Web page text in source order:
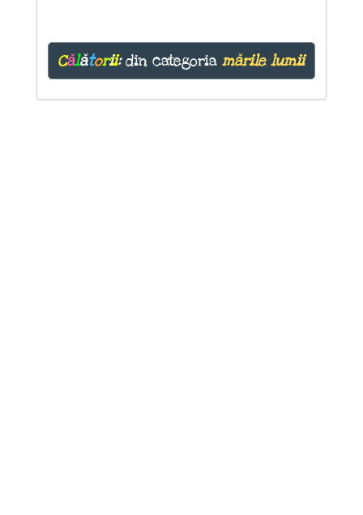
Călătorii:din categoriamările lumii